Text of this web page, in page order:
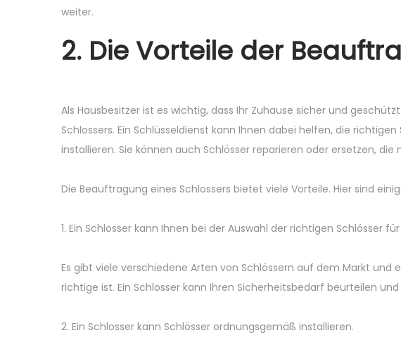
weiter.
2. Die Vorteile der
Als Hausbesitzer ist es wichtig, dass Ihr Zuhause sicher und
Schlossers. Ein Schlüsseldienst kann Ihnen dabei helfen, die
installieren. Sie können auch Schlösser reparieren oder ersetzen,
Die Beauftragung eines Schlossers bietet viele Vorteile. Hier sind
1. Ein Schlosser kann Ihnen bei der Auswahl der richtigen Schlösser
Es gibt viele verschiedene Arten von Schlössern auf dem Markt und
richtige ist. Ein Schlosser kann Ihren Sicherheitsbedarf beurteilen
2. Ein Schlosser kann Schlösser ordnungsgemäß installieren.